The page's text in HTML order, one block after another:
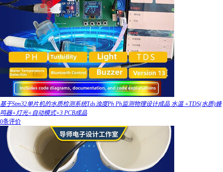
基于Stm32单片机的水质检测系统Tds浊度Ph Ph监测物理设计成品 水温 +TDS(水质)蜂
鸣器+灯光+自动模式+3 PCB成品
0条评价